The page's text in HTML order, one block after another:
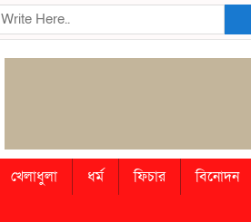
খেলাধুলা ধর্ম ফিচার বিনোদন